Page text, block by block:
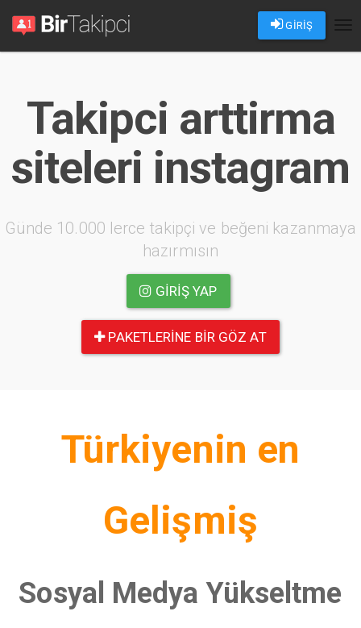
GİRİŞ
Takipci arttirma
siteleri instagram
Günde 10.000 lerce takipçi ve beğeni kazanmaya
hazırmısın
GIRIŞ YAP
PAKETLERINE BIR GÖZ AT
Türkiyenin en
Gelişmiş
Sosyal Medya Yükseltme